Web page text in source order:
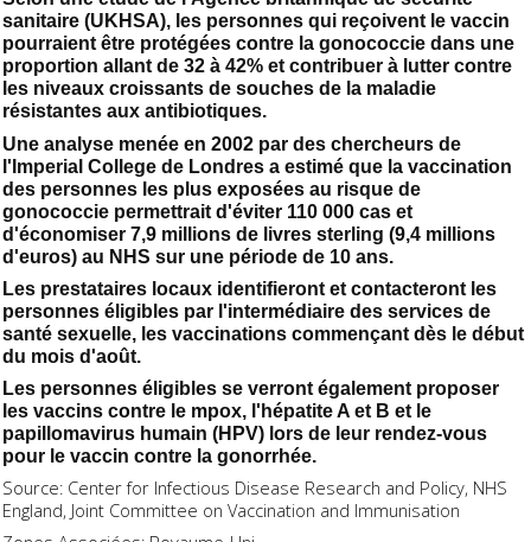
sanitaire (UKHSA), les personnes qui reçoivent le vaccin
pourraient être protégées contre la gonococcie dans une
proportion allant de 32 à 42% et contribuer à lutter contre
les niveaux croissants de souches de la maladie
résistantes aux antibiotiques.
Une analyse menée en 2002 par des chercheurs de
l'Imperial College de Londres a estimé que la vaccination
des personnes les plus exposées au risque de
gonococcie permettrait d'éviter 110 000 cas et
d'économiser 7,9 millions de livres sterling (9,4 millions
d'euros) au NHS sur une période de 10 ans.
Les prestataires locaux identifieront et contacteront les
personnes éligibles par l'intermédiaire des services de
santé sexuelle, les vaccinations commençant dès le début
du mois d'août.
Les personnes éligibles se verront également proposer
les vaccins contre le mpox, l'hépatite A et B et le
papillomavirus humain (HPV) lors de leur rendez-vous
pour le vaccin contre la gonorrhée.
Source: Center for Infectious Disease Research and Policy, NHS
England, Joint Committee on Vaccination and Immunisation